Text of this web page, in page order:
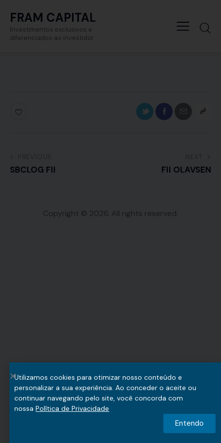
FRAM CAPITAL
Investimentos exclusivos e
diferenciados ao investidor
SBCLOG FII FII OLAVSEN
Copyright © 2026. All rights reserved.
Utilizamos cookies para otimizar nosso conteúdo e
personalizar a sua experiência. Ao conceder o aceite ou
continuar navegando pelo site, você concorda com
nossaPolítica de Privacidade
Entendo